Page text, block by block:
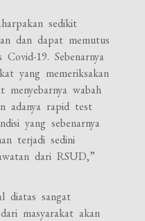
sedikit
dan dapat memutus
19. Sebenarnya
yang memeriksakan
menyebarnya wabah
adanya rapid test
yang sebenarnya
terjadi sedini
dari RSUD,”
diatas sangat
masyarakat akan